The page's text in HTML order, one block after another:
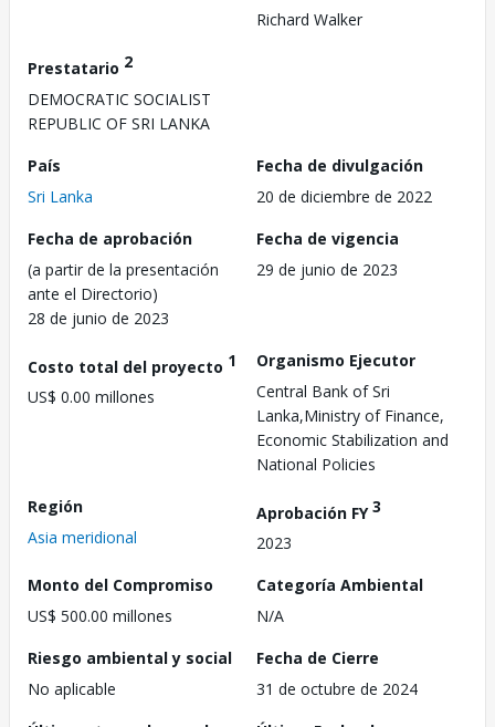
Richard Walker
Prestatario 2
DEMOCRATIC SOCIALIST
REPUBLIC OF SRI LANKA
País
Sri Lanka
Fecha de divulgación
20 de diciembre de 2022
Fecha de aprobación
(a partir de la presentación
ante el Directorio)
28 de junio de 2023
Fecha de vigencia
29 de junio de 2023
Costo total del proyecto 1
US$ 0.00 millones
Organismo Ejecutor
Central Bank of Sri
Lanka,Ministry of Finance,
Economic Stabilization and
National Policies
Región
Asia meridional
Aprobación FY3
2023
Monto del Compromiso
US$ 500.00 millones
Categoría Ambiental
N/A
Riesgo ambiental y social
No aplicable
Fecha de Cierre
31 de octubre de 2024